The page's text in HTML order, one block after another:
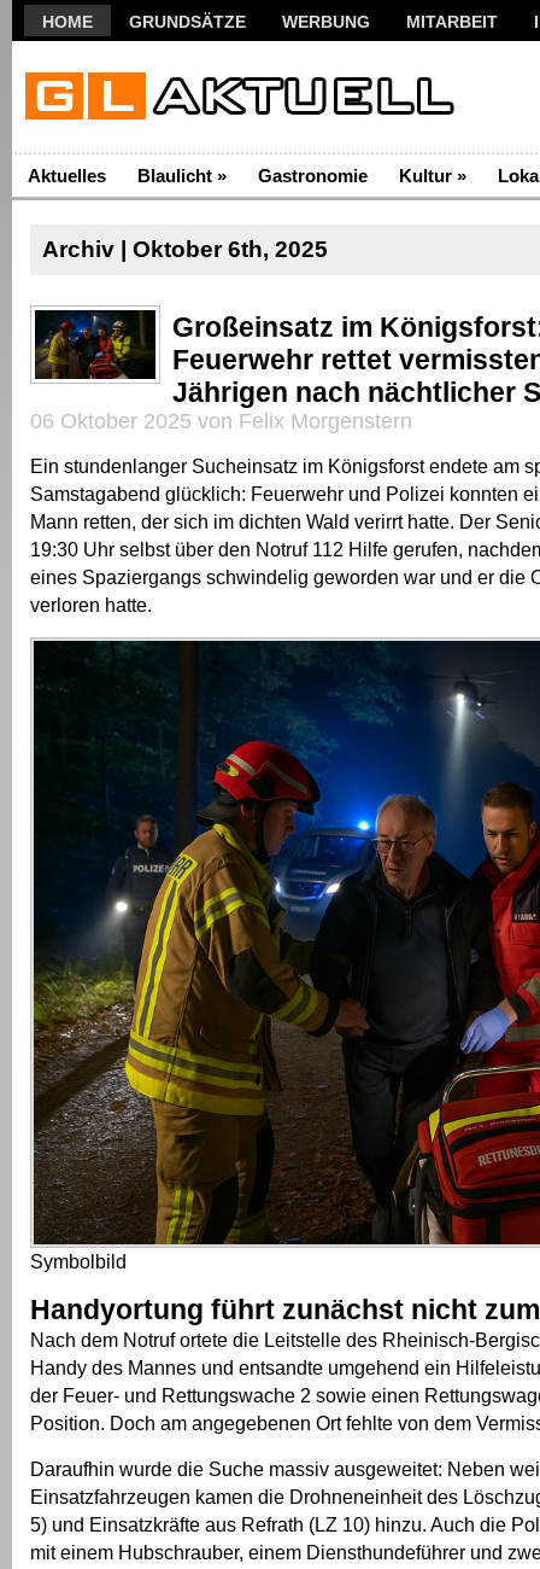
HOME GRUNDSÄTZE WERBUNG MITARBEIT
Aktuelles Blaulicht » Gastronomie Kultur »
Archiv | Oktober 6th, 2025
Großeinsatz im
Feuerwehr rettet
Jährigen nach nächtlicher
06 Oktober 2025 von Felix Morgenstern
Ein stundenlanger Sucheinsatz im Königsforst endete am
Samstagabend glücklich: Feuerwehr und Polizei konnten
Mann retten, der sich im dichten Wald verirrt hatte. Der
19:30 Uhr selbst über den Notruf 112 Hilfe gerufen,
eines Spaziergangs schwindelig geworden war und er die
verloren hatte.
Symbolbild
Handyortung führt zunächst nicht
Nach dem Notruf ortete die Leitstelle des Rheinisch-
Handy des Mannes und entsandte umgehend ein
der Feuer- und Rettungswache 2 sowie einen
Position. Doch am angegebenen Ort fehlte von dem
Daraufhin wurde die Suche massiv ausgeweitet: Neben
Einsatzfahrzeugen kamen die Drohneneinheit des
5) und Einsatzkräfte aus Refrath (LZ 10) hinzu. Auch die
mit einem Hubschrauber, einem Diensthundeführer und